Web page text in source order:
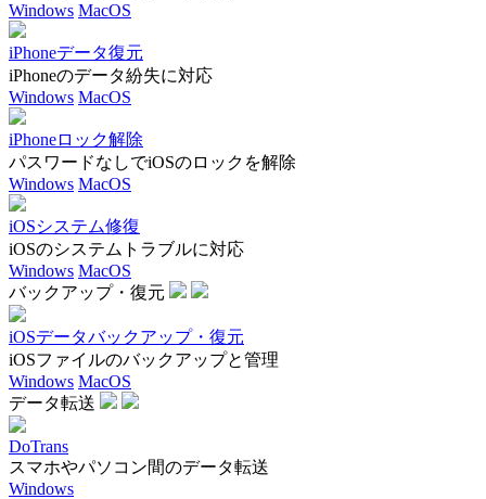
Windows MacOS
iPhoneデータ復元
iPhoneのデータ紛失に対応
Windows MacOS
iPhoneロック解除
パスワードなしでiOSのロックを解除
Windows MacOS
iOSシステム修復
iOSのシステムトラブルに対応
Windows MacOS
バックアップ・復元
iOSデータバックアップ・復元
iOSファイルのバックアップと管理
Windows MacOS
データ転送
DoTrans
スマホやパソコン間のデータ転送
Windows